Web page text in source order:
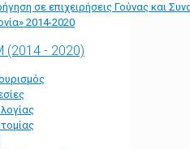
σε επιχειρήσεις Γούνας και
2014-2020
(2014 - 2020)